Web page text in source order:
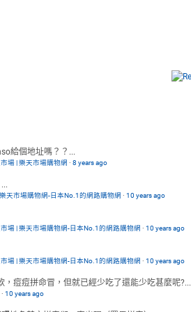
給個地址嗎？？...
場 | 樂天市場購物網 · 8 years ago
天市場購物網-日本No.1的網路購物網 · 10 years ago
場 | 樂天市場購物網-日本No.1的網路購物網 · 10 years ago
場 | 樂天市場購物網-日本No.1的網路購物網 · 10 years ago
痘痘拼命冒，但就已經少吃了還能少吃甚麼呢?...
· 10 years ago